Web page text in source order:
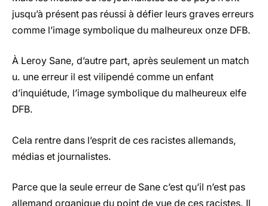
jusqu’à présent pas réussi à défier leurs graves erreurs
comme l’image symbolique du malheureux onze DFB.
À Leroy Sane, d’autre part, après seulement un match
u. une erreur il est vilipendé comme un enfant
d’inquiétude, l’image symbolique du malheureux elfe
DFB.
Cela rentre dans l’esprit de ces racistes allemands,
médias et journalistes.
Parce que la seule erreur de Sane c’est qu’il n’est pas
allemand organique du point de vue de ces racistes. Il